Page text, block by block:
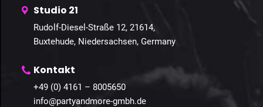
Studio 21
Rudolf-Diesel-Straße 12, 21614,
Buxtehude, Niedersachsen, Germany
Kontakt
+49 (0) 4161 – 8005650
info@partyandmore-gmbh.de